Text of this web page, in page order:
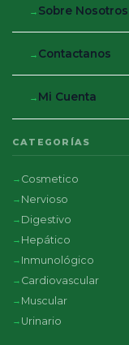
Sobre Nosotros
Contactanos
Mi Cuenta
CATEGORÍAS
Cosmetico
Nervioso
Digestivo
Hepático
Inmunológico
Cardiovascular
Muscular
Urinario